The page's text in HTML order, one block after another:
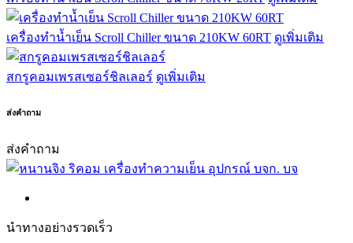
เครื่องทำน้ำเย็น Scroll Chiller ขนาด 210KW 60RT ดูเพิ่มเติม
สกรูคอมเพรสเซอร์ชิลเลอร์ ดูเพิ่มเติม
ส่งคำถาม
ส่งคำถาม
นำทางอย่างรวดเร็ว